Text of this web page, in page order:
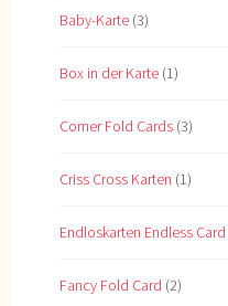
Baby-Karte (3)
Box in der Karte (1)
Corner Fold Cards (3)
Criss Cross Karten (1)
Endloskarten Endless Card
Fancy Fold Card (2)